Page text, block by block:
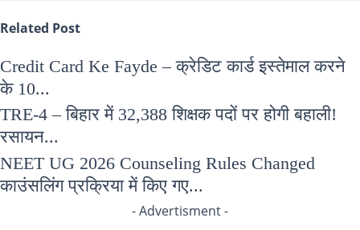
Related Post
Credit Card Ke Fayde – क्रेडिट कार्ड इस्तेमाल करने
के 10...
TRE-4 – बिहार में 32,388 शिक्षक पदों पर होगी बहाली!
रसायन...
NEET UG 2026 Counseling Rules Changed
काउंसलिंग प्रक्रिया में किए गए...
- Advertisment -